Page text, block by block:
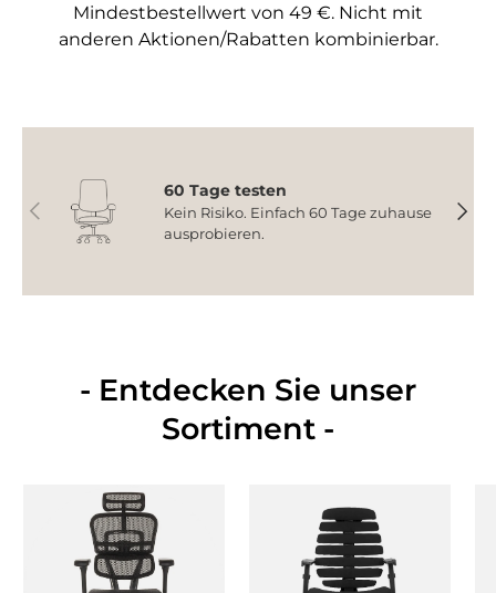
Mindestbestellwert von 49 €. Nicht mit
anderen Aktionen/Rabatten kombinierbar.
Vorherige
60 Tage testen
Kein Risiko. Einfach 60 Tage zuhause
ausprobieren.
- Entdecken Sie unser
Sortiment -